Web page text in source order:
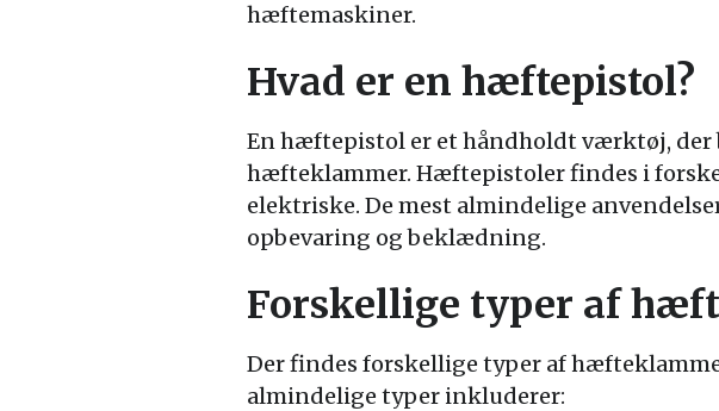
hæftemaskiner.
Hvad er en hæftepistol?
En hæftepistol er et håndholdt værktøj, der
hæfteklammer. Hæftepistoler findes i
elektriske. De mest almindelige
opbevaring og beklædning.
Forskellige typer af
Der findes forskellige typer af
almindelige typer inkluderer: